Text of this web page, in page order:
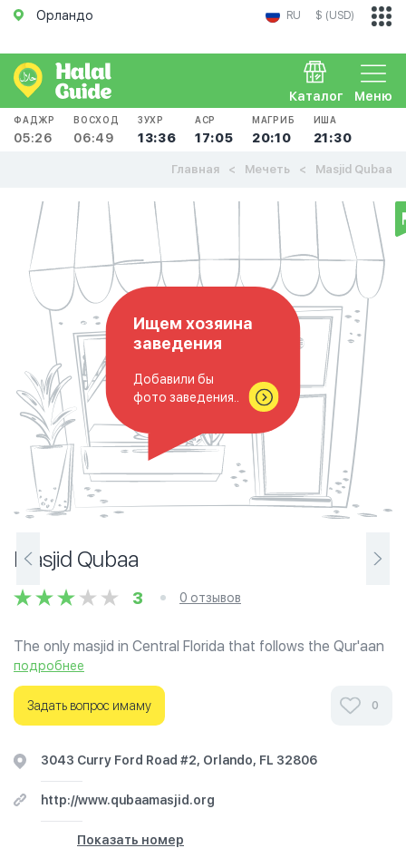
Орландо RU $ (USD)
Меню
Каталог
ФАДЖР
05:26
ВОСХОД
06:49
ЗУХР
13:36
АСР
17:05
МАГРИБ
20:10
ИША
21:30
Главная Мечеть Masjid Qubaa
Ищем хозяина
заведения
Добавили бы
фото заведения..
Masjid Qubaa
3 0 отзывов
The only masjid in Central Florida that follows the Qur'aan
and Sunnah according to the understanding of the Salaf
us-Saalih (i.e. Salafi)
Ознакомьтесь с отзывами посетителей Masjid Qubaa в
Ваше духовное путешествие начинается здесь.
подробнее
Задать вопрос имаму 0
3043 Curry Ford Road #2, Orlando, FL 32806
http://www.qubaamasjid.org
Показать номер